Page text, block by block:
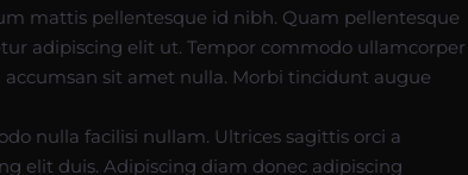
mattis pellentesque id nibh. Quam pellentesque
adipiscing elit ut. Tempor commodo ullamcorper
sit amet nulla. Morbi tincidunt augue
nulla facilisi nullam. Ultrices sagittis orci a
elit duis. Adipiscing diam donec adipiscing